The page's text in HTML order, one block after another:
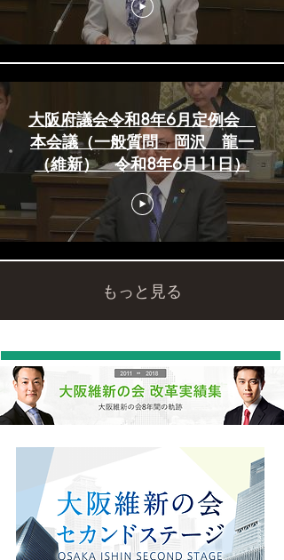
大阪府議会令和8年6月定例会
本会議（一般質問 岡沢 龍一
（維新） 令和8年6月11日）
もっと見る